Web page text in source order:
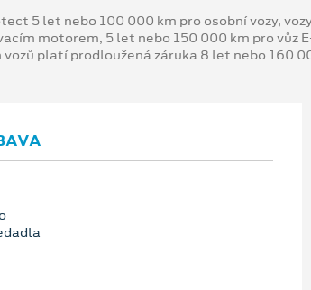
5 let nebo 100 000 km pro osobní vozy,
motorem, 5 let nebo 150 000 km pro vůz
platí prodloužená záruka 8 let nebo 160